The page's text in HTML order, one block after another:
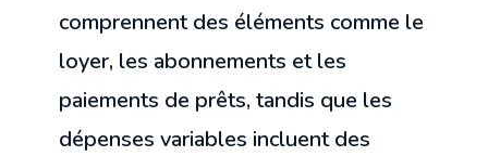
comprennent des éléments comme le
loyer, les abonnements et les
paiements de prêts, tandis que les
dépenses variables incluent des